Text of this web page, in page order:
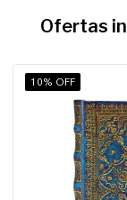
Ofertas
10% OFF